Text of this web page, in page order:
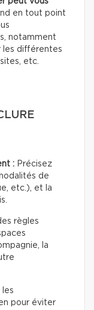
en tout point
notamment
les différentes
etc.
: Précisez
de
etc.), et la
règles
la
les
pour éviter